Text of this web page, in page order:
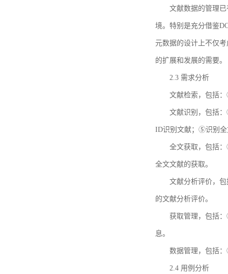
文献数据的管理
境。特别是充分借鉴
元数据的设计上不仅
的扩展和发展的需要。
2.3 需求分析
文献检索，包括
文献识别，包括
ID识别文献；⑤识别全
全文获取，包括
全文文献的获取。
文献分析评价，
的文献分析评价。
获取管理，包括
息。
数据管理，包括
2.4 用例分析